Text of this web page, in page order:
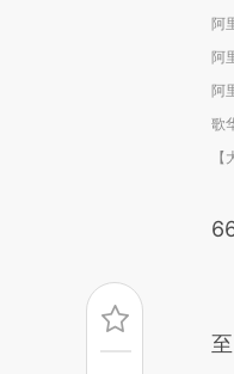
阿
阿
阿
歌